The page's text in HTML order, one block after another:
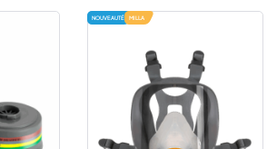
NOUVEAUTÉ MILLA